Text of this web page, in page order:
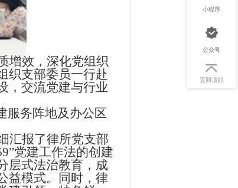
增效，深化党组织
织支部委员一行赴
，交流党建与行业
服务阵地及办公区
汇报了律所党支部
党建工作法的创建
层式法治教育，成
益模式。同时，律
小程序
公众号
返回顶部